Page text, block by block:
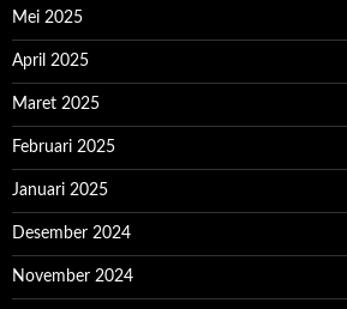
Mei 2025
April 2025
Maret 2025
Februari 2025
Januari 2025
Desember 2024
November 2024